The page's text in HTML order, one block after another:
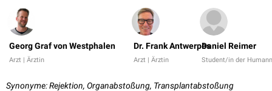
Georg Graf von Westphalen
Arzt | Ärztin
Dr. Frank Antwerpes
Arzt | Ärztin
Daniel Reimer
Student/in der
Synonyme: Rejektion, Organabstoßung, Transplantabstoßung